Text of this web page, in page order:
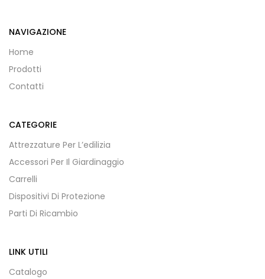
NAVIGAZIONE
Home
Prodotti
Contatti
CATEGORIE
Attrezzature Per L’edilizia
Accessori Per Il Giardinaggio
Carrelli
Dispositivi Di Protezione
Parti Di Ricambio
LINK UTILI
Catalogo